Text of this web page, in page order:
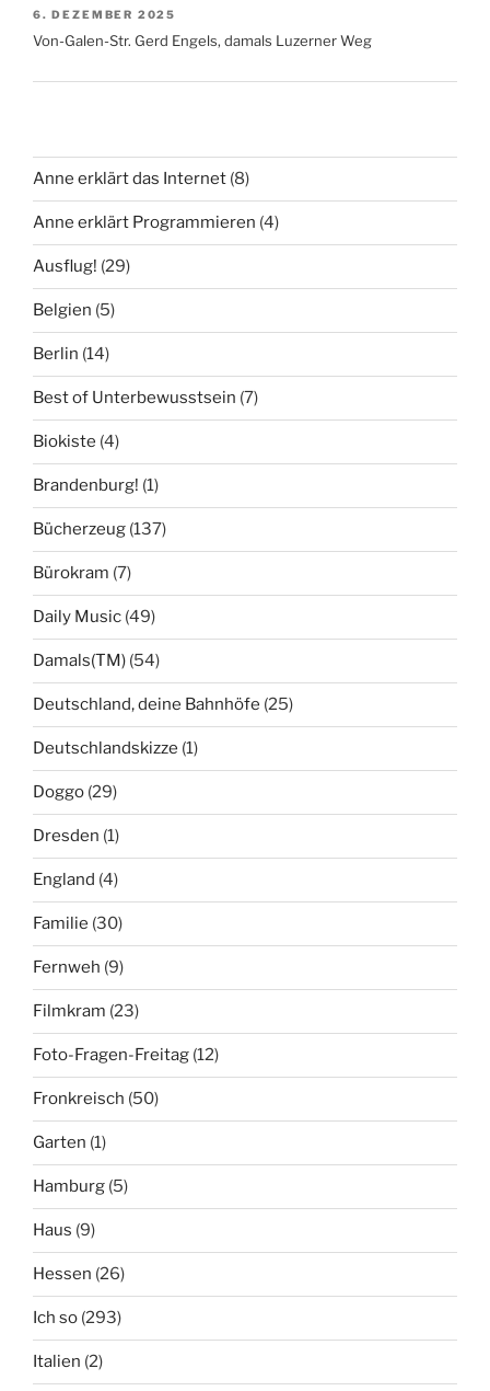
6. DEZEMBER 2025
Von-Galen-Str. Gerd Engels, damals Luzerner Weg
Anne erklärt das Internet (8)
Anne erklärt Programmieren (4)
Ausflug! (29)
Belgien (5)
Berlin (14)
Best of Unterbewusstsein (7)
Biokiste (4)
Brandenburg! (1)
Bücherzeug (137)
Bürokram (7)
Daily Music (49)
Damals(TM) (54)
Deutschland, deine Bahnhöfe (25)
Deutschlandskizze (1)
Doggo (29)
Dresden (1)
England (4)
Familie (30)
Fernweh (9)
Filmkram (23)
Foto-Fragen-Freitag (12)
Fronkreisch (50)
Garten (1)
Hamburg (5)
Haus (9)
Hessen (26)
Ich so (293)
Italien (2)